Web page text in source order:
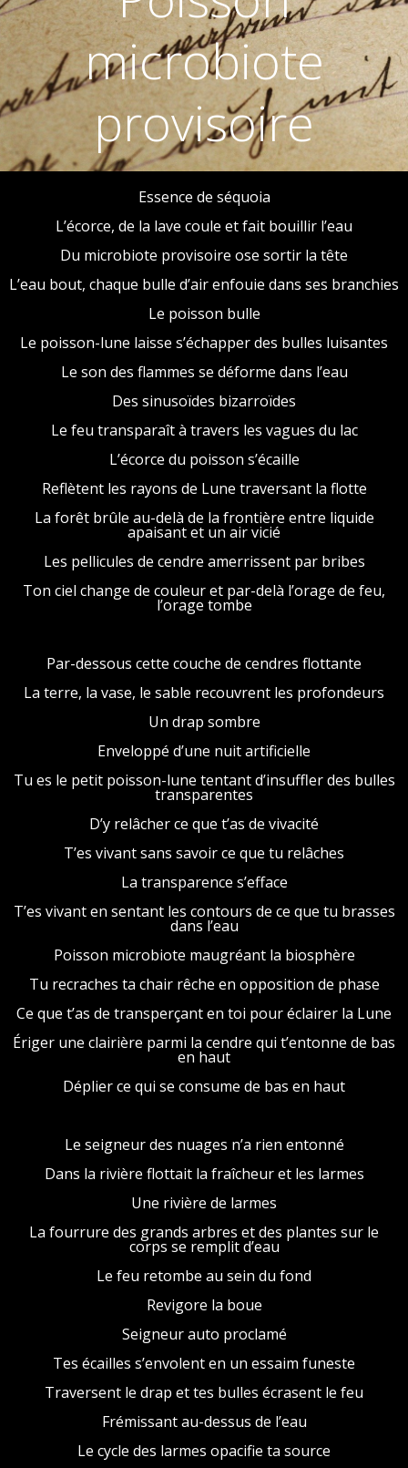
microbiote
provisoire
Essence de séquoia
L’écorce, de la lave coule et fait bouillir l’eau
Du microbiote provisoire ose sortir la tête
L’eau bout, chaque bulle d’air enfouie dans ses branchies
Le poisson bulle
Le poisson-lune laisse s’échapper des bulles luisantes
Le son des flammes se déforme dans l’eau
Des sinusoïdes bizarroïdes
Le feu transparaît à travers les vagues du lac
L’écorce du poisson s’écaille
Reflètent les rayons de Lune traversant la flotte
La forêt brûle au-delà de la frontière entre liquide
apaisant et un air vicié
Les pellicules de cendre amerrissent par bribes
Ton ciel change de couleur et par-delà l’orage de feu,
l’orage tombe
Par-dessous cette couche de cendres flottante
La terre, la vase, le sable recouvrent les profondeurs
Un drap sombre
Enveloppé d’une nuit artificielle
Tu es le petit poisson-lune tentant d’insuffler des bulles
transparentes
D’y relâcher ce que t’as de vivacité
T’es vivant sans savoir ce que tu relâches
La transparence s’efface
T’es vivant en sentant les contours de ce que tu brasses
dans l’eau
Poisson microbiote maugréant la biosphère
Tu recraches ta chair rêche en opposition de phase
Ce que t’as de transperçant en toi pour éclairer la Lune
Ériger une clairière parmi la cendre qui t’entonne de bas
en haut
Déplier ce qui se consume de bas en haut
Le seigneur des nuages n’a rien entonné
Dans la rivière flottait la fraîcheur et les larmes
Une rivière de larmes
La fourrure des grands arbres et des plantes sur le
corps se remplit d’eau
Le feu retombe au sein du fond
Revigore la boue
Seigneur auto proclamé
Tes écailles s’envolent en un essaim funeste
Traversent le drap et tes bulles écrasent le feu
Frémissant au-dessus de l’eau
Le cycle des larmes opacifie ta source